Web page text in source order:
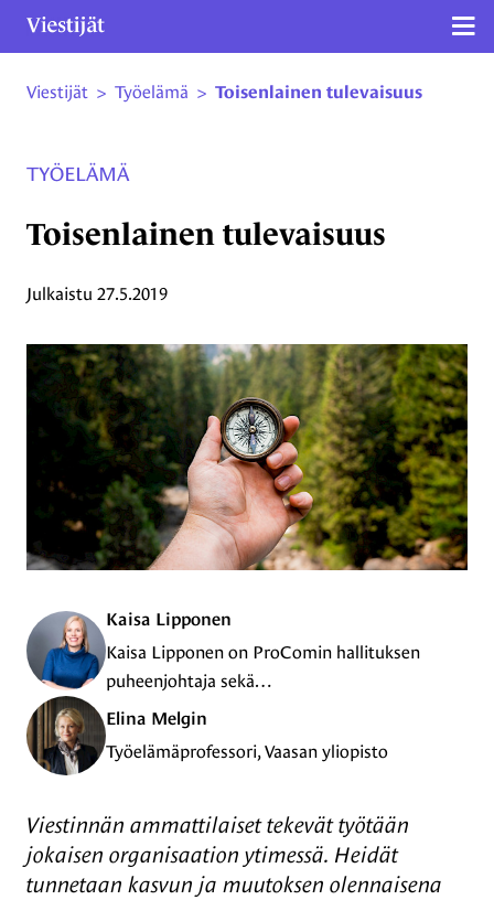
Siirry sivun sisältöön
Viestijät > Työelämä > Toisenlainen tulevaisuus
Toisenlainen tulevaisuus
TYÖELÄMÄ
Julkaistu 27.5.2019
Kaisa Lipponen
Kaisa Lipponen on ProComin hallituksen
puheenjohtaja sekä…
Elina Melgin
Työelämäprofessori, Vaasan yliopisto
Viestinnän ammattilaiset tekevät työtään
jokaisen organisaation ytimessä. Heidät
tunnetaan kasvun ja muutoksen olennaisena